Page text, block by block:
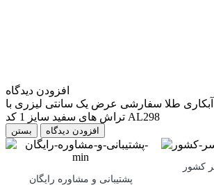
افزودن دیدگاه
آبکاری طلا سفارشی عرض یک سانتی لیزری با
تراش های سفید سایز 1 کد AL298
بستن
پشتیبانی و مشاوره رایگان
کشور